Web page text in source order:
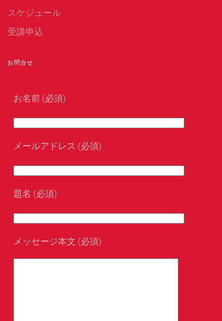
スケジュール
受講申込
お問合せ
お名前 (必須)
メールアドレス (必須)
題名 (必須)
メッセージ本文 (必須)